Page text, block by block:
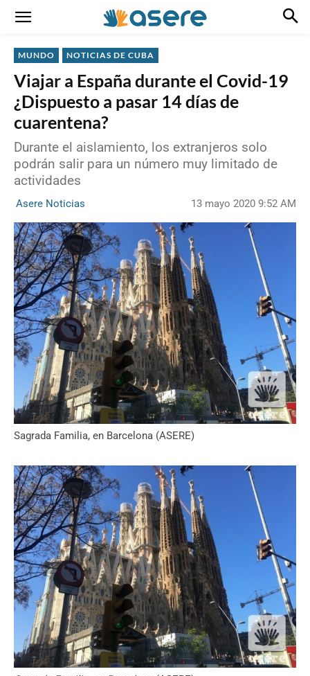
MUNDO NOTICIAS DE CUBA
Viajar a España durante el Covid-19
¿Dispuesto a pasar 14 días de
cuarentena?
Durante el aislamiento, los extranjeros solo
podrán salir para un número muy limitado de
actividades
Asere Noticias 13 mayo 2020 9:52 AM
Sagrada Familia, en Barcelona (ASERE)